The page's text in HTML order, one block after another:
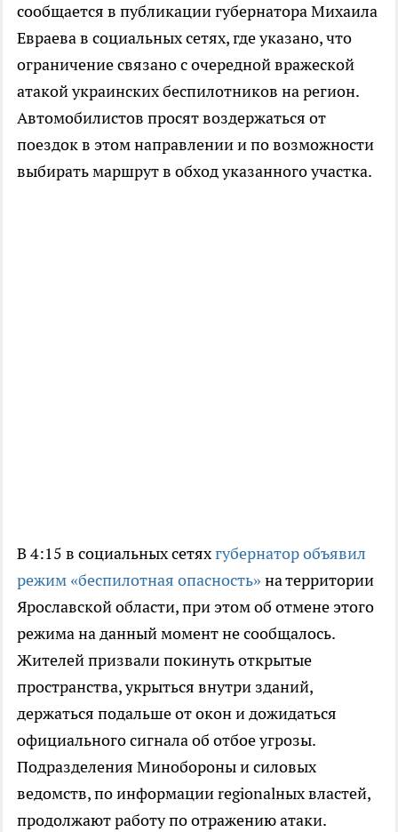
сообщается в публикации губернатора Михаила
Евраева в социальных сетях, где указано, что
ограничение связано с очередной вражеской
атакой украинских беспилотников на регион.
Автомобилистов просят воздержаться от
поездок в этом направлении и по возможности
выбирать маршрут в обход указанного участка.
В 4:15 в социальных сетяхгубернатор объявил
режим «беспилотная опасность» на территории
Ярославской области, при этом об отмене этого
режима на данный момент не сообщалось.
Жителей призвали покинуть открытые
пространства, укрыться внутри зданий,
держаться подальше от окон и дожидаться
официального сигнала об отбое угрозы.
Подразделения Минобороны и силовых
ведомств, по информации regionalных властей,
продолжают работу по отражению атаки.